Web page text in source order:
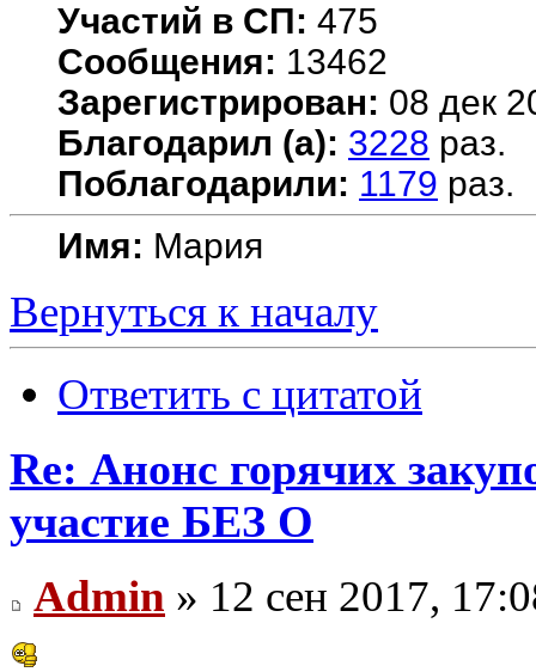
Участий в СП: 475
Сообщения: 13462
Зарегистрирован: 08 дек
Благодарил (а): 3228 раз.
Поблагодарили: 1179 раз.
Имя: Мария
Вернуться к началу
Ответить с цитатой
Re: Анонс горячих
участие БЕЗ О
Admin » 12 сен 2017,